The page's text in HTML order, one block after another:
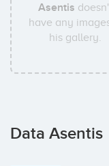
Asentis
have any
his gallery.
Data Asentis